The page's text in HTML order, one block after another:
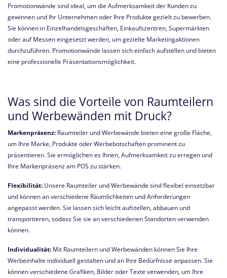
Promotionwände sind ideal, um die Aufmerksamkeit der Kunden zu
gewinnen und Ihr Unternehmen oder Ihre Produkte gezielt zu bewerben.
Sie können in Einzelhandelsgeschäften, Einkaufszentren, Supermärkten
oder auf Messen eingesetzt werden, um gezielte Marketingaktionen
durchzuführen. Promotionwände lassen sich einfach aufstellen und bieten
eine professionelle Präsentationsmöglichkeit.
Was sind die Vorteile von Raumteilern
und Werbewänden mit Druck?
Markenpräsenz: Raumteiler und Werbewände bieten eine große Fläche,
um Ihre Marke, Produkte oder Werbebotschaften prominent zu
präsentieren. Sie ermöglichen es Ihnen, Aufmerksamkeit zu erregen und
Ihre Markenpräsenz am POS zu stärken.
Flexibilität: Unsere Raumteiler und Werbewände sind flexibel einsetzbar
und können an verschiedene Räumlichkeiten und Anforderungen
angepasst werden. Sie lassen sich leicht aufstellen, abbauen und
transportieren, sodass Sie sie an verschiedenen Standorten verwenden
können.
Individualität: Mit Raumteilern und Werbewänden können Sie Ihre
Werbeinhalte individuell gestalten und an Ihre Bedürfnisse anpassen. Sie
können verschiedene Grafiken, Bilder oder Texte verwenden, um Ihre